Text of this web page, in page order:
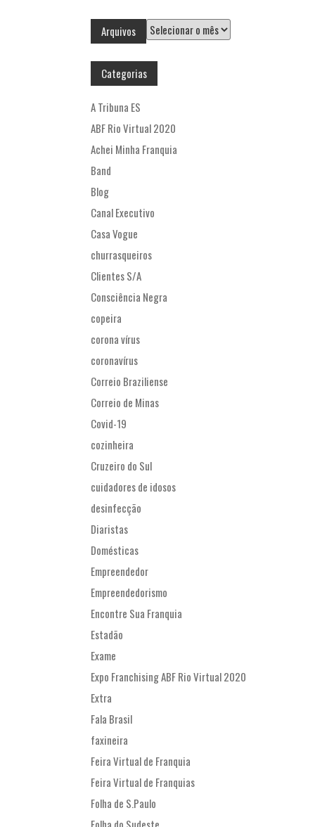
Arquivos Arquivos
Categorias
A Tribuna ES
ABF Rio Virtual 2020
Achei Minha Franquia
Band
Blog
Canal Executivo
Casa Vogue
churrasqueiros
Clientes S/A
Consciência Negra
copeira
corona vírus
coronavírus
Correio Braziliense
Correio de Minas
Covid-19
cozinheira
Cruzeiro do Sul
cuidadores de idosos
desinfecção
Diaristas
Domésticas
Empreendedor
Empreendedorismo
Encontre Sua Franquia
Estadão
Exame
Expo Franchising ABF Rio Virtual 2020
Extra
Fala Brasil
faxineira
Feira Virtual de Franquia
Feira Virtual de Franquias
Folha de S.Paulo